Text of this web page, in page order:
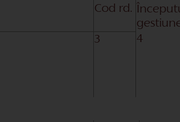
Cod rd.
3 4